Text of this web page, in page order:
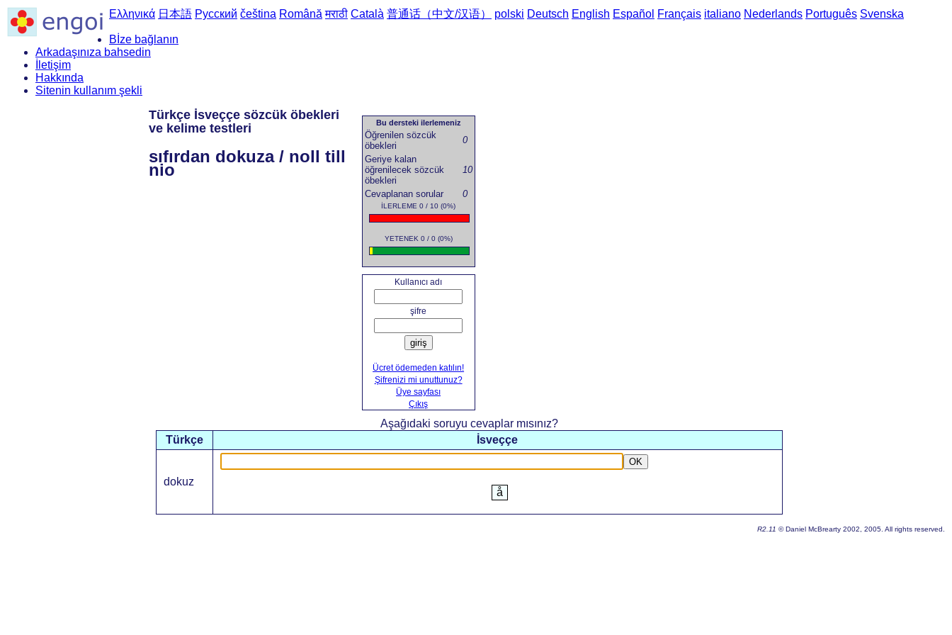
Ελληνικά 日本語 Русский čeština Română मराठी Català 普通话（中文/汉语） polski Deutsch English Español Français italiano Nederlands Português Svenska
Bİze bağlanın
Arkadaşınıza bahsedin
İletişim
Hakkında
Sitenin kullanım şekli
Bu dersteki ilerlemeniz
Öğrenilen sözcük
öbekleri
0
Geriye kalan
öğrenilecek sözcük
öbekleri
10
Cevaplanan sorular 0
İLERLEME 0 / 10 (0%)
YETENEK 0 / 0 (0%)
Kullanıcı adı
şifre
giriş
Ücret ödemeden katılın!
Şifrenizi mi unuttunuz?
Üye sayfası
Çıkış
Türkçe İsveççe sözcük öbekleri
ve kelime testleri
sıfırdan dokuza / noll till
nio
Aşağıdaki soruyu cevaplar mısınız?
Türkçe
İsveççe
dokuz
OK
R2.11 © Daniel McBrearty 2002, 2005. All rights reserved.